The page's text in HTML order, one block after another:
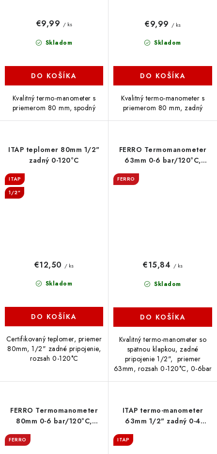
Skladom
€9,99 / ks
DO KOŠÍKA
Kvalitný termo-manometer s
priemerom 80 mm, spodný
Skladom
€9,99 / ks
DO KOŠÍKA
Kvalitný termo-manometer s
priemerom 80 mm, zadný
ITAP teplomer 80mm 1/2"
zadný 0-120°C
ITAP
1/2"
Skladom
€12,50 / ks
DO KOŠÍKA
Certifikovaný teplomer, priemer
80mm, 1/2" zadné pripojenie,
rozsah 0-120°C
FERRO Termomanometer
63mm 0-6 bar/120°C,
axiálny, TM63A
FERRO
Skladom
€15,84 / ks
DO KOŠÍKA
Kvalitný termo-manometer so
spätnou klapkou, zadné
pripojenie 1/2", priemer
63mm, rozsah 0-120°C, 0-6bar
FERRO Termomanometer
80mm 0-6 bar/120°C,
FERRO
ITAP termo-manometer
63mm 1/2" zadný 0-4
ITAP